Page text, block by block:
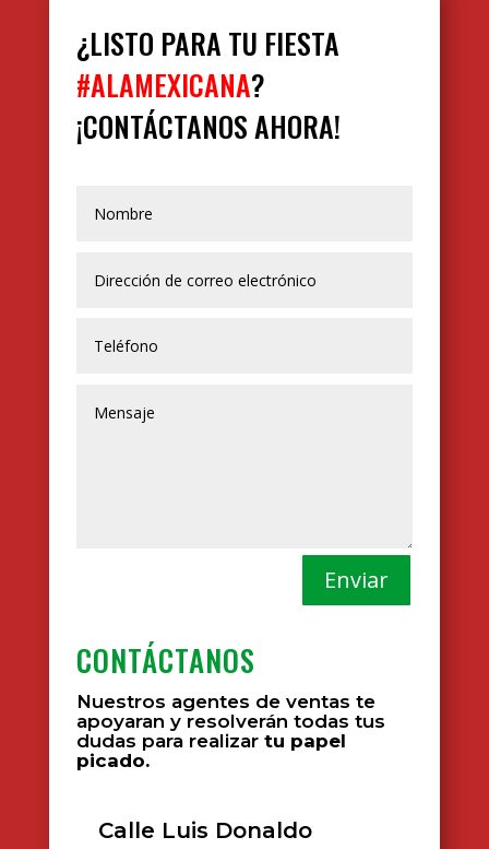
¿LISTO PARA TU FIESTA
#ALAMEXICANA?
¡CONTÁCTANOS AHORA!
Enviar
CONTÁCTANOS
Nuestros agentes de ventas te
apoyaran y resolverán todas tus
dudas para realizartu papel
picado.
Calle Luis Donaldo